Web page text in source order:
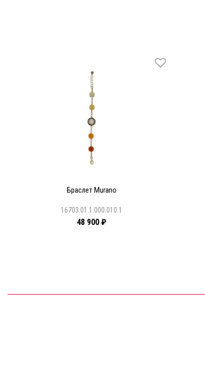
Браслет Murano
16703.01.1.000.010.1
48 900 ₽